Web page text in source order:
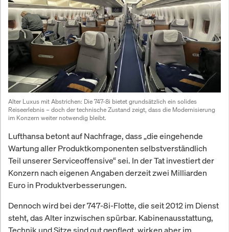
Alter Luxus mit Abstrichen: Die 747-8i bietet grundsätzlich ein solides
Reiseerlebnis – doch der technische Zustand zeigt, dass die Modernisierung
im Konzern weiter notwendig bleibt.
Lufthansa betont auf Nachfrage, dass „die eingehende
Wartung aller Produktkomponenten selbstverständlich
Teil unserer Serviceoffensive“ sei. In der Tat investiert der
Konzern nach eigenen Angaben derzeit zwei Milliarden
Euro in Produktverbesserungen.
Dennoch wird bei der 747-8i-Flotte, die seit 2012 im Dienst
steht, das Alter inzwischen spürbar. Kabinenausstattung,